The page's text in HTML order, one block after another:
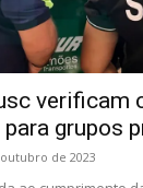
verificam
grupos
de 2023